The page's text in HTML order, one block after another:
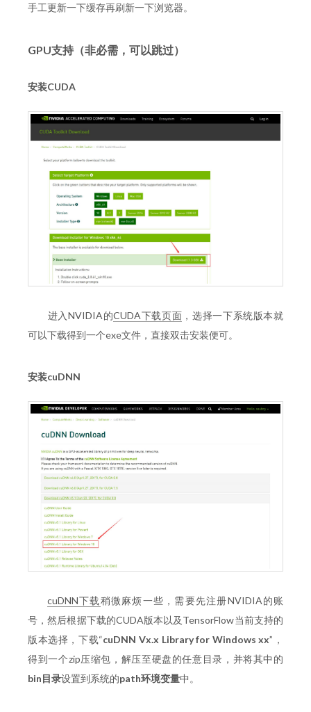
手工更新一下缓存再刷新一下浏览器。
GPU支持（非必需，可以跳过）
安装CUDA
进入NVIDIA的CUDA下载页面 ，选择一下系统版本就
可以下载得到一个exe文件，直接双击安装便可。
安装cuDNN
cuDNN下载稍微麻烦一些，需要先注册NVIDIA的账
号，然后根据下载的CUDA版本以及TensorFlow当前支持的
版本选择，下载“cuDNN Vx.x Library for Windows xx”，
得到一个zip压缩包，解压至硬盘的任意目录，并将其中的
bin目录设置到系统的path环境变量中。